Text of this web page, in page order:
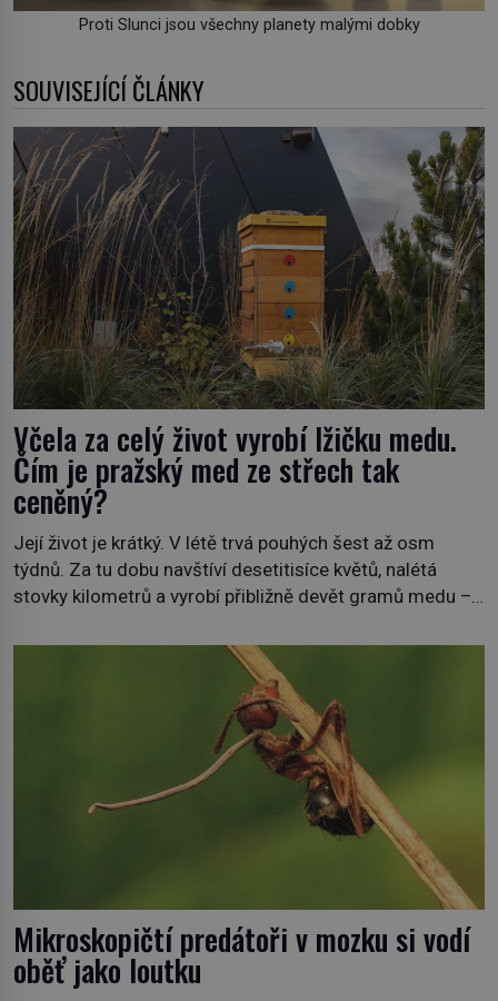
Proti Slunci jsou všechny planety malými dobky
SOUVISEJÍCÍ ČLÁNKY
Včela za celý život vyrobí lžičku medu.
Čím je pražský med ze střech tak
ceněný?
Její život je krátký. V létě trvá pouhých šest až osm
týdnů. Za tu dobu navštíví desetitisíce květů, nalétá
stovky kilometrů a vyrobí přibližně devět gramů medu –
bezvýznamná. Teprve když se spojí s dalšími desítkami
tisíc příslušnic svého včelstva, vznikne jeden z
nejdokonalejších organismů […]
Mikroskopičtí predátoři v mozku si vodí
oběť jako loutku